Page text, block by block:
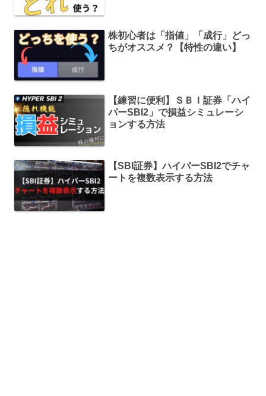
株初心者は「指値」「成行」どっ
ちがオススメ？【特性の違い】
【練習に便利】ＳＢＩ証券「ハイ
パーSBI2」で損益シミュレーシ
ョンする方法
【SBI証券】ハイパーSBI2でチャ
ートを複数表示する方法